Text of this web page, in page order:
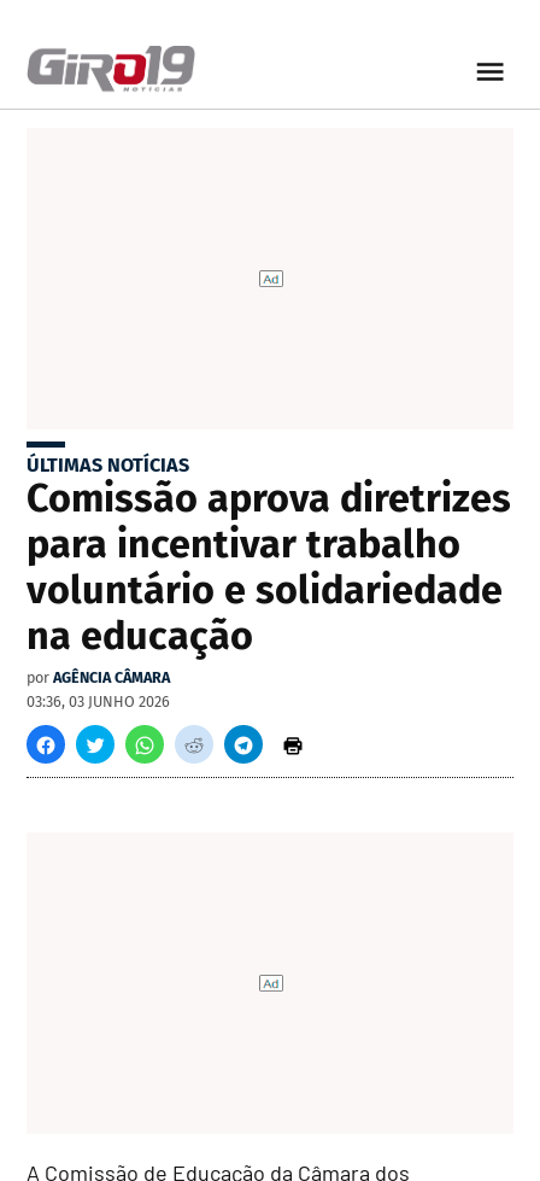
ÚLTIMAS NOTÍCIAS
Comissão aprova diretrizes
para incentivar trabalho
voluntário e solidariedade
na educação
por AGÊNCIA CÂMARA
03:36, 03 JUNHO 2026
A Comissão de Educação da Câmara dos